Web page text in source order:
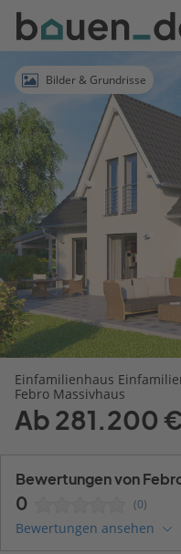
Bauen
Logo
AnmeldenBilder & Grundrisse
Einfamilienhaus
Febro Massivhaus
Ab 281.200 €
Bewertungen von
0 (0)
Bewertungen ansehen